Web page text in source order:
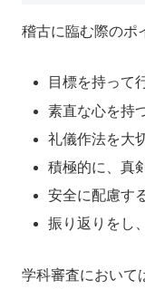
稽古に臨む際のポ
目標を持って
素直な心を持
礼儀作法を大
積極的に、真
安全に配慮す
振り返りをし
学科審査において